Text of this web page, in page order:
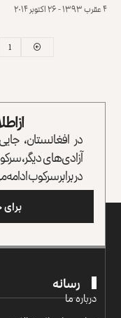
۴ عقرب ۱۳۹۳ - ۲۶ اکتوبر ۲۰۱۴
1
از
در افغانستان،
آزادی‌های دیگر،
در برابر سرکوب
رسانه
درباره ما